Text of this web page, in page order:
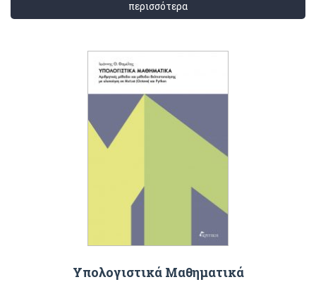
περισσότερα
Υπολογιστικά Μαθηματικά